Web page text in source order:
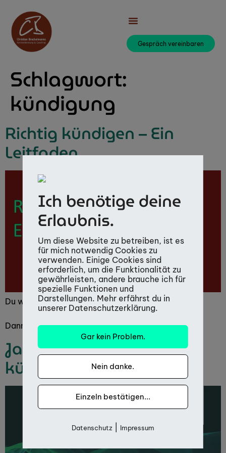
Gespräch vereinbaren
Schlagwort:
kündigung
Richtig kündigen – Ein
Leitfaden
Du willst deinen Job kündigen?
Dann lies hier, was du beachten solltest.
Jammere nicht rum,
kündige halt!
Ich benötige deine
Erlaubnis.
Um diese Website zu betreiben, ist es
für mich notwendig Cookies zu
verwenden. Einige Cookies sind
erforderlich, um die Funktionalität zu
gewährleisten, andere brauche ich für
spezielle Funktionen und
Darstellungen. Mehr erfährst du in
unserer Datenschutzerklärung.
Gar kein Problem.
Nein danke.
Einzeln bestätigen...
Datenschutz Impressum